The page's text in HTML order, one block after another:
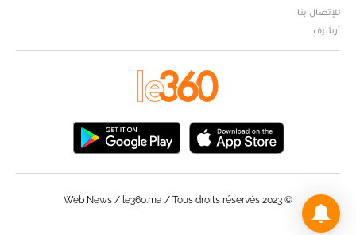
للإتصال بنا
أرشيف
© Web News / le360.ma / Tous droits réservés 2023